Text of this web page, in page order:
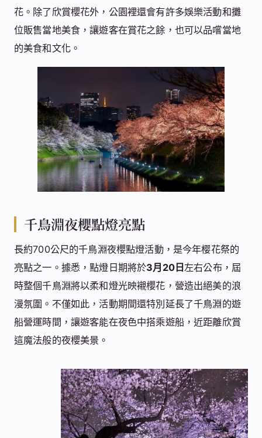
花。除了欣賞櫻花外，公園裡還會有許多娛樂活動和攤
位販售當地美食，讓遊客在賞花之餘，也可以品嚐當地
的美食和文化。
千鳥淵夜櫻點燈亮點
長約700公尺的千鳥淵夜櫻點燈活動，是今年樱花祭的
亮點之一。據悉，點燈日期將於3月20日左右公布，屆
時整個千鳥淵將以柔和燈光映襯櫻花，營造出絕美的浪
漫氛圍。不僅如此，活動期間還特別延長了千鳥淵的遊
船營運時間，讓遊客能在夜色中搭乘遊船，近距離欣賞
這魔法般的夜櫻美景。